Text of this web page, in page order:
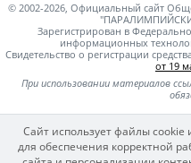
© 2002-2026, Официальный сайт
Зарегистрирован в
информационных
Свидетельство о регистрации
от 19
При использовании материалов
Сайт использует файлы cookie
для обеспечения корректной